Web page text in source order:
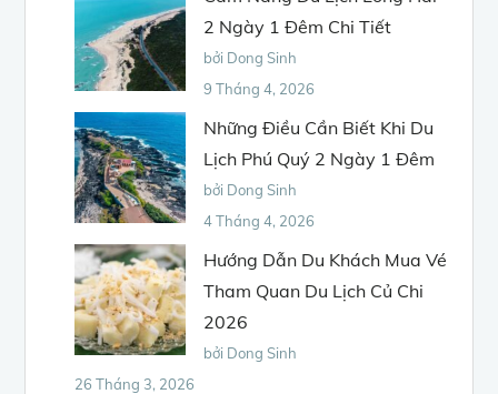
2 Ngày 1 Đêm Chi Tiết
bởi Dong Sinh
9 Tháng 4, 2026
Những Điều Cần Biết Khi Du
Lịch Phú Quý 2 Ngày 1 Đêm
bởi Dong Sinh
4 Tháng 4, 2026
Hướng Dẫn Du Khách Mua Vé
Tham Quan Du Lịch Củ Chi
2026
bởi Dong Sinh
26 Tháng 3, 2026